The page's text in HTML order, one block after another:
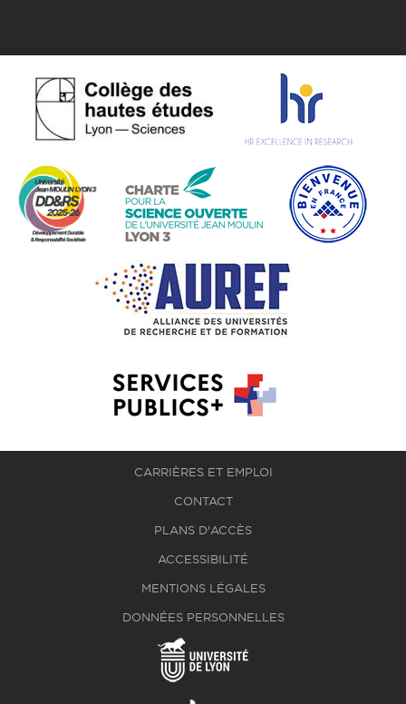
CARRIÈRES ET EMPLOI
CONTACT
PLANS D'ACCÈS
ACCESSIBILITÉ
MENTIONS LÉGALES
DONNÉES PERSONNELLES